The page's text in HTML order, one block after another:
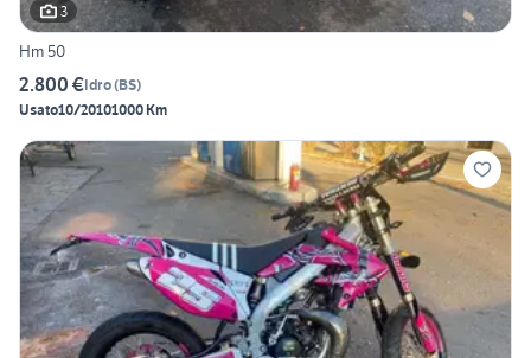
3
Hm 50
2.800 €Idro(BS)
Usato10/20101000 Km